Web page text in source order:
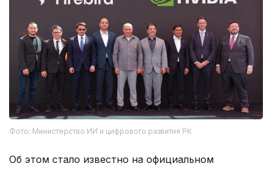
Фото: Министерство ИИ и цифрового развития РК
Об этом стало известно на официальном